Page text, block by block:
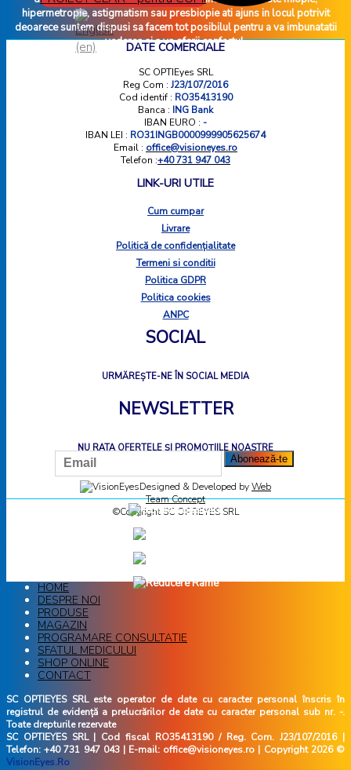
hipermetropie, astigmatism sau presbiopie ati ajuns in locul potrivit
deoarece suntem dispusi sa facem tot posibilul pentru a va imbunatatii
vederea si a va oferii confortul.
DATE COMERCIALE
SC OPTIEyes SRL
Reg Com : J23/107/2016
Cod identif : RO35413190
Banca : ING Bank
IBAN EURO : -
IBAN LEI : RO31INGB0000999905625674
Email : office@visioneyes.ro
Telefon :+40 731 947 043
LINK-URI UTILE
Cum cumpar
Livrare
Politică de confidențialitate
Termeni si conditii
Politica GDPR
Politica cookies
ANPC
SOCIAL
URMĂREȘTE-NE ÎN SOCIAL MEDIA
NEWSLETTER
NU RATA OFERTELE ȘI PROMOȚIILE NOASTRE
Designed & Developed byWeb
Team Concept
©Copyright SC OPTIEYES SRL
HOME
DESPRE NOI
PRODUSE
MAGAZIN
PROGRAMARE CONSULTATIE
SFATUL MEDICULUI
SHOP ONLINE
CONTACT
SC OPTIEYES SRL este operator de date cu caracter personal înscris în
registrul de evidență a prelucrărilor de date cu caracter personal sub nr. -.
Toate drepturile rezervate
SC OPTIEYES SRL | Cod fiscal RO35413190 / Reg. Com. J23/107/2016 |
Telefon: +40 731 947 043 | E-mail: office@visioneyes.ro | Copyright 2026 ©
VisionEyes.Ro